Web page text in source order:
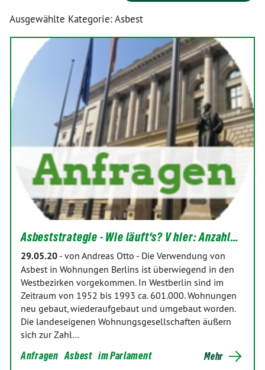
Ausgewählte Kategorie: Asbest
Asbeststrategie - Wie läuft‘s? V hier: Anzahl…
29.05.20 - von Andreas Otto - Die Verwendung von
Asbest in Wohnungen Berlins ist überwiegend in den
Westbezirken vorgekommen. In Westberlin sind im
Zeitraum von 1952 bis 1993 ca. 601.000. Wohnungen
neu gebaut, wiederaufgebaut und umgebaut worden.
Die landeseigenen Wohnungsgesellschaften äußern
sich zur Zahl…
Anfragen Asbest im Parlament Mehr